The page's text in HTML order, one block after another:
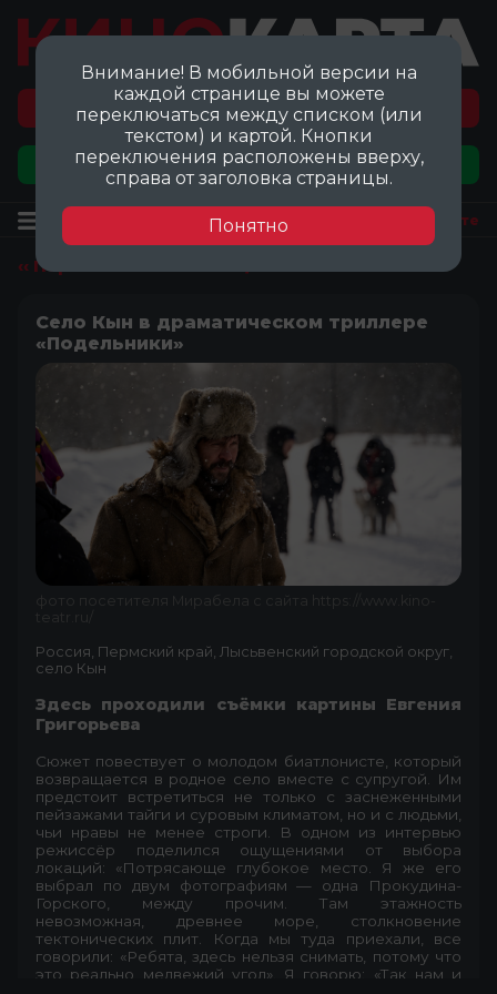
Перейти на карту локаций ©
Добавить локацию
Посмотреть на карте
‹‹ Перейти ко всем локациям
Село Кын в драматическом триллере
«Подельники»
фото посетителя Мирабела с сайта https://www.kino-
teatr.ru/
Россия, Пермский край, Лысьвенский городской округ,
село Кын
Здесь проходили съёмки картины Евгения
Григорьева
Сюжет повествует о молодом биатлонисте, который
возвращается в родное село вместе с супругой. Им
предстоит встретиться не только с заснеженными
пейзажами тайги и суровым климатом, но и с людьми,
чьи нравы не менее строги. В одном из интервью
режиссёр поделился ощущениями от выбора
локаций: «Потрясающе глубокое место. Я же его
выбрал по двум фотографиям — одна Прокудина-
Горского, между прочим. Там этажность
невозможная, древнее море, столкновение
тектонических плит. Когда мы туда приехали, все
говорили: «Ребята, здесь нельзя снимать, потому что
это реально медвежий угол». Я говорю: «Так нам и
Внимание! В мобильной версии на
каждой странице вы можете
переключаться между списком (или
текстом) и картой. Кнопки
переключения расположены вверху,
справа от заголовка страницы.
Понятно